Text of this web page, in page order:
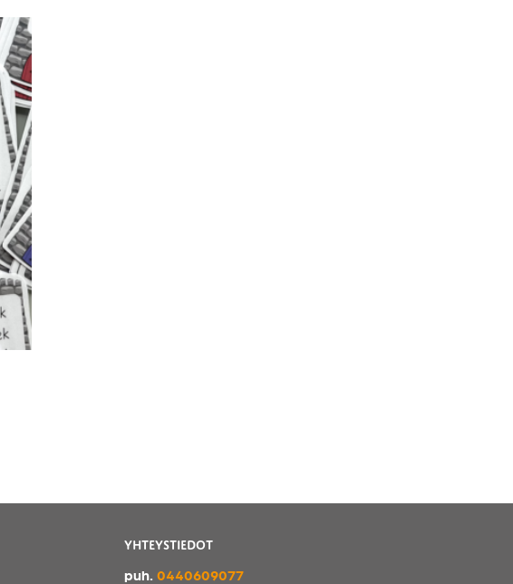
YHTEYSTIEDOT
puh. 0440609077